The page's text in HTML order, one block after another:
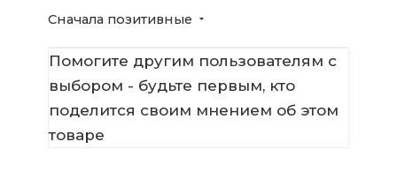
Сначала позитивные
Помогите другим пользователям с
выбором - будьте первым, кто
поделится своим мнением об этом
товаре